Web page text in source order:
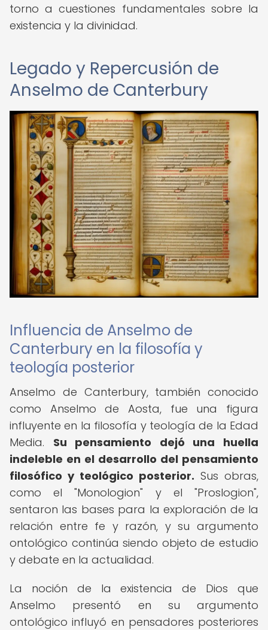
torno a cuestiones fundamentales sobre la
existencia y la divinidad.
Legado y Repercusión de
Anselmo de Canterbury
Influencia de Anselmo de
Canterbury en la filosofía y
teología posterior
Anselmo de Canterbury, también conocido
como Anselmo de Aosta, fue una figura
influyente en la filosofía y teología de la Edad
Media. Su pensamiento dejó una huella
indeleble en el desarrollo del pensamiento
filosófico y teológico posterior. Sus obras,
como el "Monologion" y el "Proslogion",
sentaron las bases para la exploración de la
relación entre fe y razón, y su argumento
ontológico continúa siendo objeto de estudio
y debate en la actualidad.
La noción de la existencia de Dios que
Anselmo presentó en su argumento
ontológico influyó en pensadores posteriores